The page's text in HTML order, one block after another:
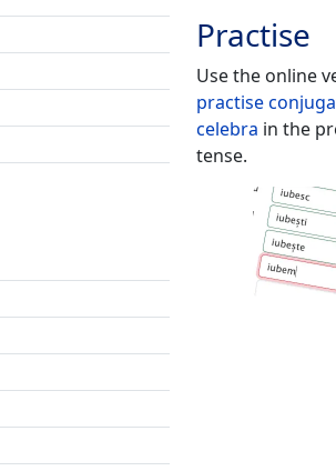
Practise
Use the online
practise
celebra in the
tense.